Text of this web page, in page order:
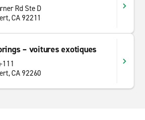
Rd Ste D
CA 92211
– voitures exotiques
111
CA 92260